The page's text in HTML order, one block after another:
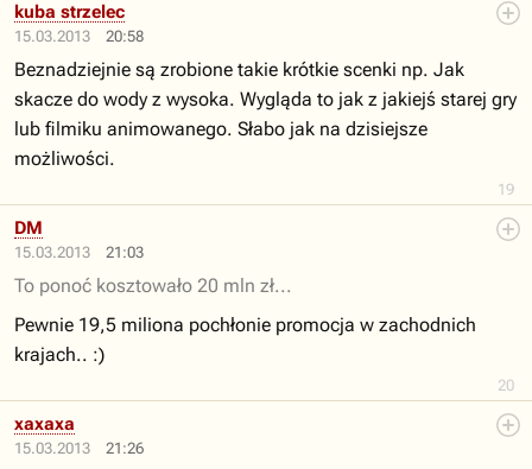
15.03.2013 20:58
19
kuba strzelec
Beznadziejnie są zrobione takie krótkie scenki np. Jak
skacze do wody z wysoka. Wygląda to jak z jakiejś starej gry
lub filmiku animowanego. Słabo jak na dzisiejsze
możliwości.
15.03.2013 21:03
20
DM
To ponoć kosztowało 20 mln zł...
Pewnie 19,5 miliona pochłonie promocja w zachodnich
krajach.. :)
15.03.2013 21:26
xaxaxa